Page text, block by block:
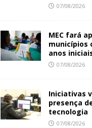
07/08/2026
MEC fará
municípios
anos
07/08/2026
Iniciativas
presença
tecnologia
07/08/2026